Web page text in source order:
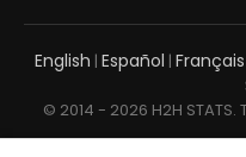
English | Español | Français
© 2014 - 2026 H2H